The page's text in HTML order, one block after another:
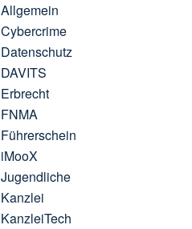
Allgemein
Cybercrime
Datenschutz
DAVITS
Erbrecht
FNMA
Führerschein
iMooX
Jugendliche
Kanzlei
KanzleiTech